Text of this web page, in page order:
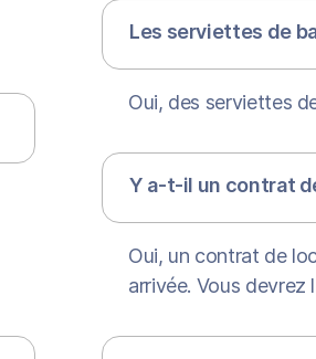
Les serviettes de
Oui, des serviettes
Y a-t-il un contrat
Oui, un contrat de
arrivée. Vous devrez